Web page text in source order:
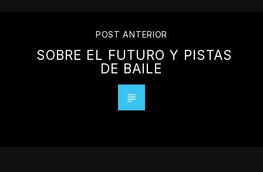
POST ANTERIOR
SOBRE EL FUTURO Y PISTAS
DE BAILE